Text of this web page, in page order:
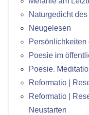
Naturgedicht
Neugelesen
Persönlichkeiten
Poesie im
Poesie.
Reformatio |
Reformatio |
Neustarten